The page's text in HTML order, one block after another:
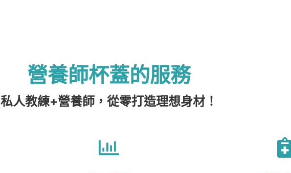
營養師杯蓋的服務
私人教練+營養師，從零打造理想身材！